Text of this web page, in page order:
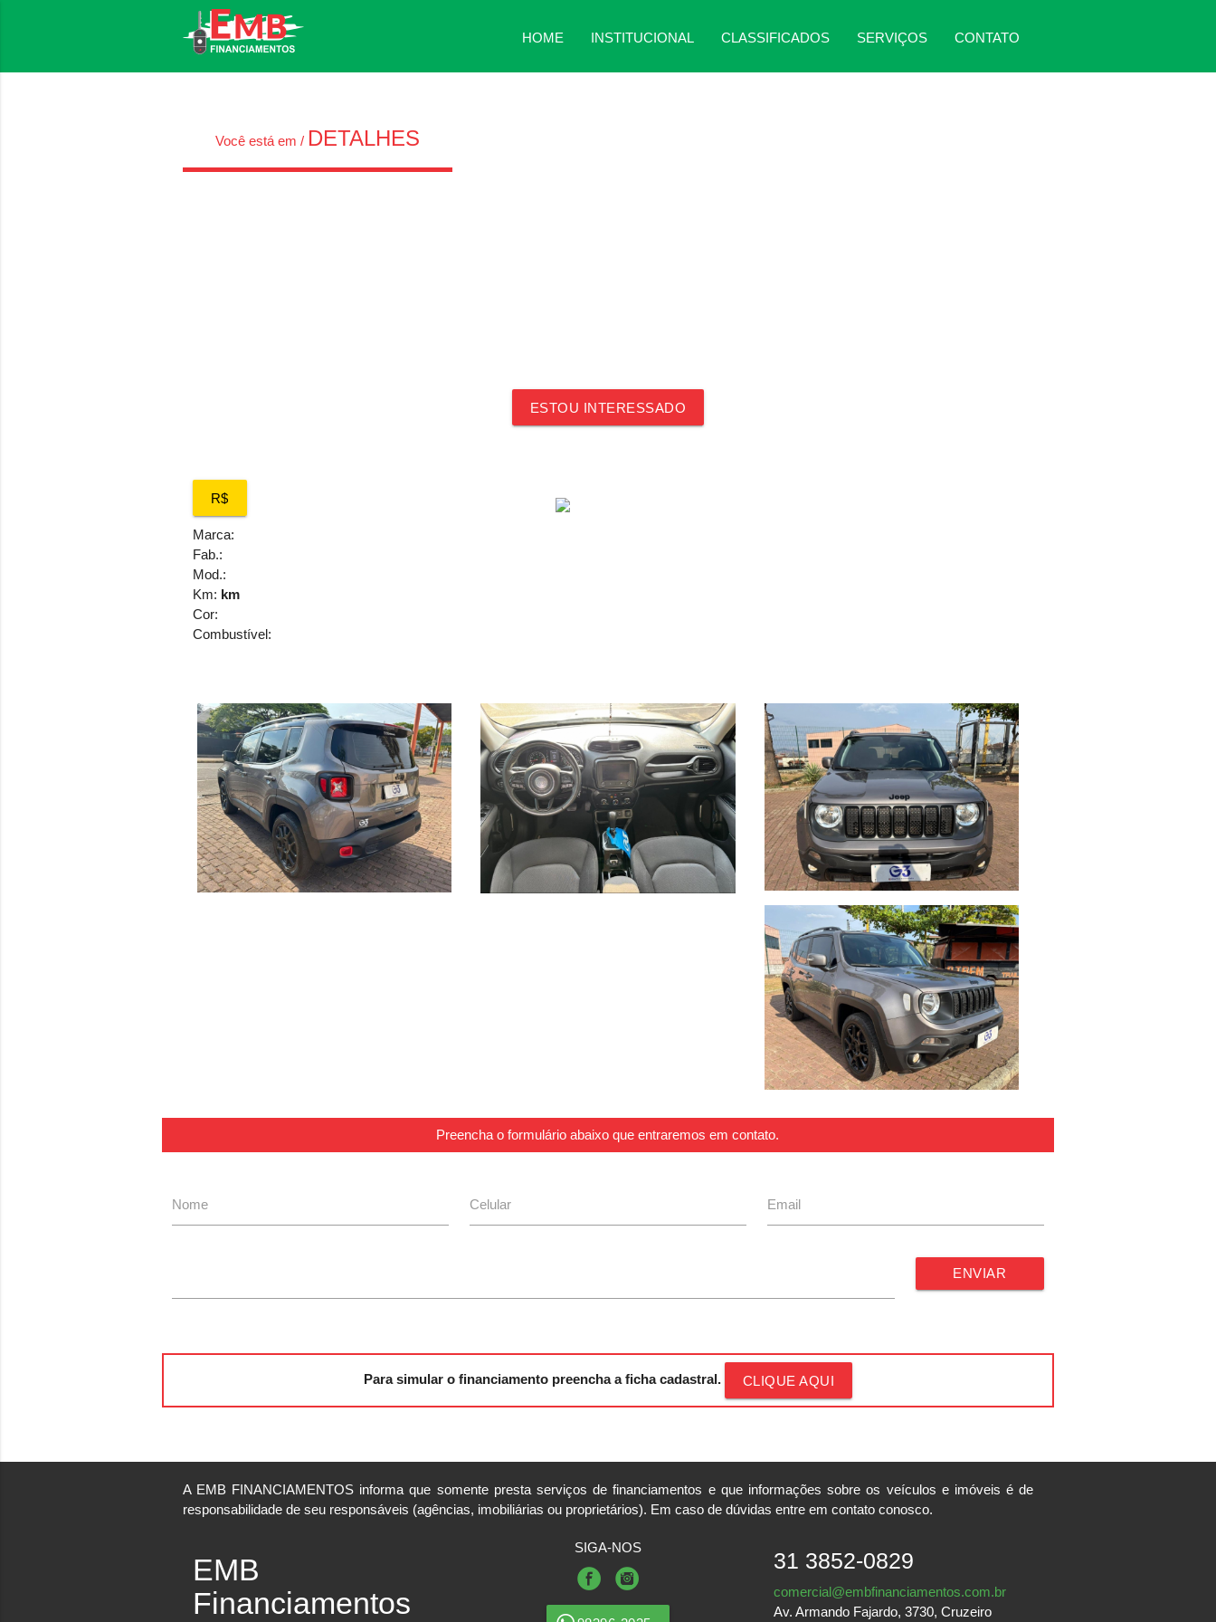
HOME INSTITUCIONAL CLASSIFICADOS SERVIÇOS CONTATO
Você está em / DETALHES
ESTOU INTERESSADO
R$
Marca:
Fab.:
Mod.:
Km: km
Cor:
Combustível:
Preencha o formulário abaixo que entraremos em contato.
ENVIAR
Para simular o financiamento preencha a ficha cadastral. CLIQUE AQUI
A EMB FINANCIAMENTOS informa que somente presta serviços de financiamentos e que informações sobre os veículos e imóveis é de
responsabilidade de seu responsáveis (agências, imobiliárias ou proprietários). Em caso de dúvidas entre em contato conosco.
EMB
Financiamentos
SIGA-NOS
31 3852-0829
comercial@embfinanciamentos.com.br
Av. Armando Fajardo, 3730, Cruzeiro